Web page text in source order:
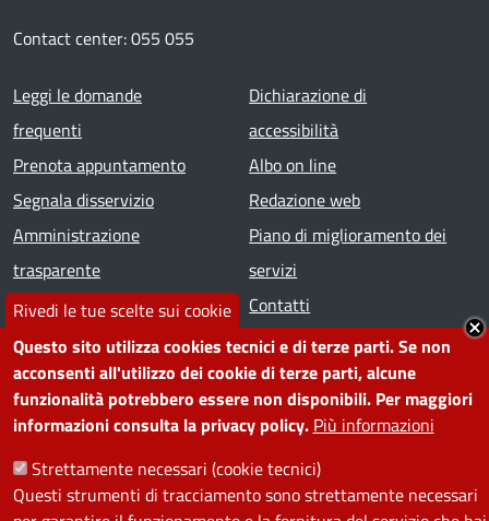
Rivedi le tue scelte sui cookie
Questo sito utilizza cookies tecnici e di terze parti. Se non
acconsenti all'utilizzo dei cookie di terze parti, alcune
funzionalità potrebbero essere non disponibili. Per maggiori
informazioni consulta la privacy policy. Più informazioni
Strettamente necessari (cookie tecnici)
Questi strumenti di tracciamento sono strettamente necessari
Contact center: 055 055
Footer menu
Leggi le domande
frequenti
Prenota appuntamento
Segnala disservizio
Amministrazione
trasparente
Note legali
Dichiarazione di
accessibilità
Albo on line
Redazione web
Piano di miglioramento dei
servizi
Contatti
SEGUICI SU
Facebook
Instagram
YouTubeTelegram
WhatsApp
TwitterLinkedin
PRIVACY